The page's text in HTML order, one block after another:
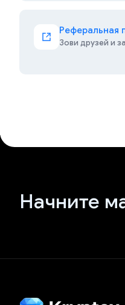
Реферальная
Зови друзей и
Начните